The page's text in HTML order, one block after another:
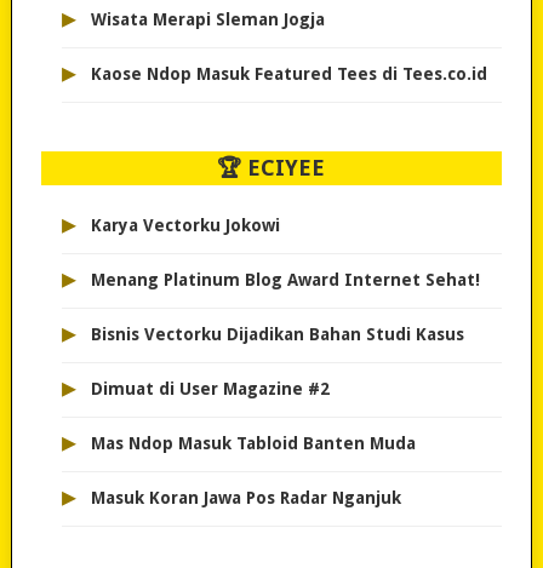
▸ Wisata Merapi Sleman Jogja
▸ Kaose Ndop Masuk Featured Tees di Tees.co.id
🏆 ECIYEE
▸ Karya Vectorku Jokowi
▸ Menang Platinum Blog Award Internet Sehat!
▸ Bisnis Vectorku Dijadikan Bahan Studi Kasus
▸ Dimuat di User Magazine #2
▸ Mas Ndop Masuk Tabloid Banten Muda
▸ Masuk Koran Jawa Pos Radar Nganjuk